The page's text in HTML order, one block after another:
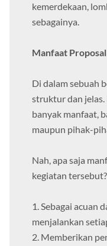
kemerdekaan,
sebagainya.
Manfaat Proposal
Di dalam sebuah
struktur dan
banyak manfaat,
maupun pihak-
Nah, apa saja
kegiatan tersebut?
1. Sebagai acuan
menjalankan
2. Memberikan